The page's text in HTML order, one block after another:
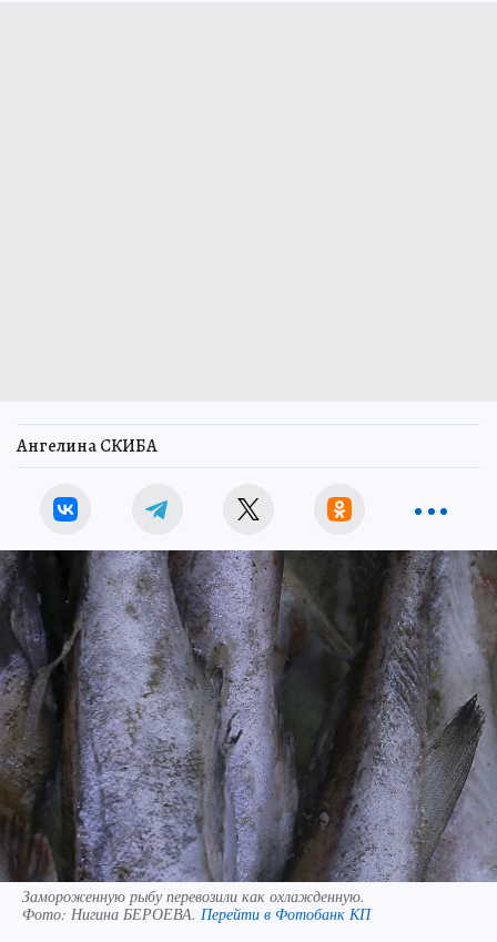
Ангелина СКИБА
Замороженную рыбу перевозили как охлажденную.
Фото: Нигина БЕРОЕВА. Перейти в Фотобанк КП